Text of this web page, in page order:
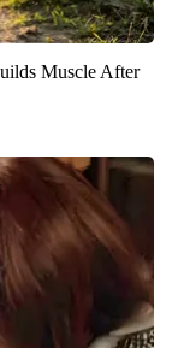
Muscle After